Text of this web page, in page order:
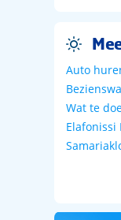
Wat te